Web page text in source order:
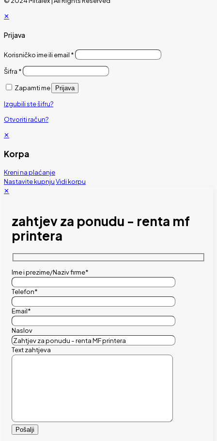
✕
Prijava
Korisničko ime ili email *
Šifra *
Zapamti me Prijava
Izgubili ste šifru?
Otvoriti račun?
✕
Korpa
Kreni na plaćanje
Nastavite kupnjuVidi korpu
✕
zahtjev za ponudu - renta mf
printera
Ime i prezime/Naziv firme*
Telefon*
Email*
Naslov
Text zahtjeva